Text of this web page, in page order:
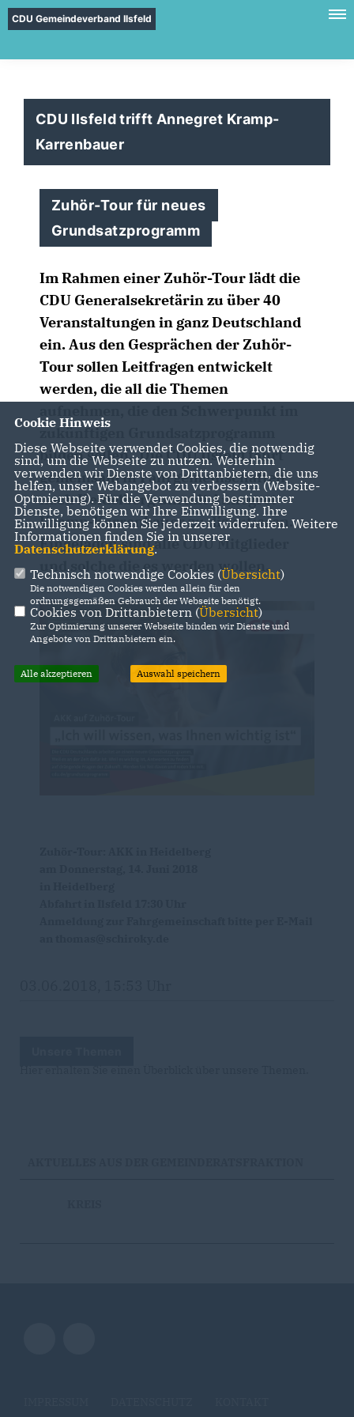
CDU Gemeindeverband Ilsfeld
CDU Ilsfeld trifft Annegret Kramp-
Karrenbauer
Zuhör-Tour für neues
Grundsatzprogramm
Im Rahmen einer Zuhör-Tour lädt die
CDU Generalsekretärin zu über 40
Veranstaltungen in ganz Deutschland
ein. Aus den Gesprächen der Zuhör-
Tour sollen Leitfragen entwickelt
werden, die all die Themen
zukünftigen Grundsatzprogramm
bilden sollen. Die CDU Ilsfeld fährt
gemeinsam in Fahrgemeinschaften
nach Heidelberg um mit Annegret
Kramp-Karrenbauer zu diskutieren.
Eingeladen sind alle CDU Mitglieder
und solche die es werden wollen.
Cookie Hinweis
Diese Webseite verwendet Cookies, die notwendig
sind, um die Webseite zu nutzen. Weiterhin
verwenden wir Dienste von Drittanbietern, die uns
helfen, unser Webangebot zu verbessern (Website-
Optmierung). Für die Verwendung bestimmter
Dienste, benötigen wir Ihre Einwilligung. Ihre
Einwilligung können Sie jederzeit widerrufen. Weitere
Informationen finden Sie in unserer
Datenschutzerklärung.
Technisch notwendige Cookies (Übersicht)
Die notwendigen Cookies werden allein für den
ordnungsgemäßen Gebrauch der Webseite benötigt.
Cookies von Drittanbietern (Übersicht)
Zur Optimierung unserer Webseite binden wir Dienste und
Angebote von Drittanbietern ein.
Alle akzeptieren Auswahl speichern